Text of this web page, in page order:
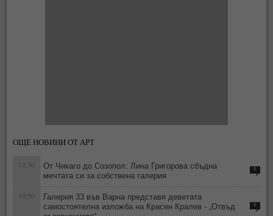
ОЩЕ НОВИНИ ОТ АРТ
12:30
От Чикаго до Созопол: Лина Григорова сбъдна
мечтата си за собствена галерия
0
10:50
Галерия 33 във Варна представя деветата
самостоятелна изложба на Красен Кралев - „Отвъд
0